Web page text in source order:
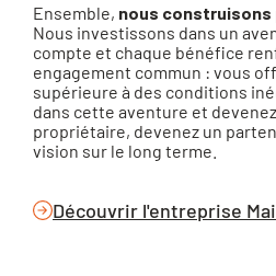
Ensemble, nous construisons
Nous investissons dans un
compte et chaque bénéfice
engagement commun : vous
supérieure à des conditions
dans cette aventure et devenez
propriétaire, devenez un
vision sur le long terme.
Découvrir l'entreprise